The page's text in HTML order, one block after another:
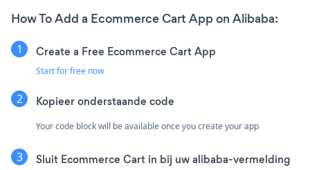
How To Add a Ecommerce Cart App on Alibaba:
Create a Free Ecommerce Cart App
Start for free now
Kopieer onderstaande code
Your code block will be available once you create your app
Sluit Ecommerce Cart in bij uw alibaba-vermelding